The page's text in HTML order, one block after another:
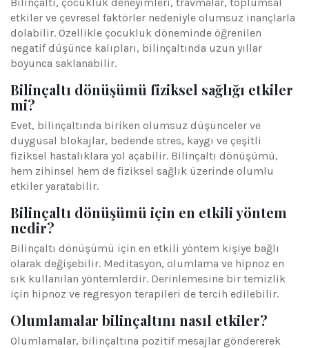
Bilinçaltı, çocukluk deneyimleri, travmalar, toplumsal
etkiler ve çevresel faktörler nedeniyle olumsuz inançlarla
dolabilir. Özellikle çocukluk döneminde öğrenilen
negatif düşünce kalıpları, bilinçaltında uzun yıllar
boyunca saklanabilir.
Bilinçaltı dönüşümü fiziksel sağlığı etkiler
mi?
Evet, bilinçaltında biriken olumsuz düşünceler ve
duygusal blokajlar, bedende stres, kaygı ve çeşitli
fiziksel hastalıklara yol açabilir. Bilinçaltı dönüşümü,
hem zihinsel hem de fiziksel sağlık üzerinde olumlu
etkiler yaratabilir.
Bilinçaltı dönüşümü için en etkili yöntem
nedir?
Bilinçaltı dönüşümü için en etkili yöntem kişiye bağlı
olarak değişebilir. Meditasyon, olumlama ve hipnoz en
sık kullanılan yöntemlerdir. Derinlemesine bir temizlik
için hipnoz ve regresyon terapileri de tercih edilebilir.
Olumlamalar bilinçaltını nasıl etkiler?
Olumlamalar, bilinçaltına pozitif mesajlar göndererek